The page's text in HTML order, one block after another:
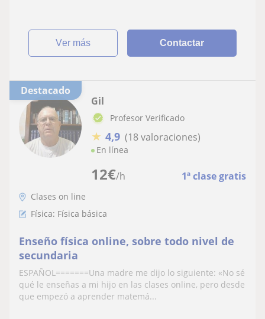
ver más Contactar
Destacado
12€/h 1ª clase gratis
Gil
Profesor Verificado
★ 4,9 (18 valoraciones)
En línea
Clases on line
Física: Física básica
Enseño física online, sobre todo nivel de
secundaria
ESPAÑOL=======Una madre me dijo lo siguiente: «No sé
qué le enseñas a mi hijo en las clases online, pero desde
que empezó a aprender matemá...